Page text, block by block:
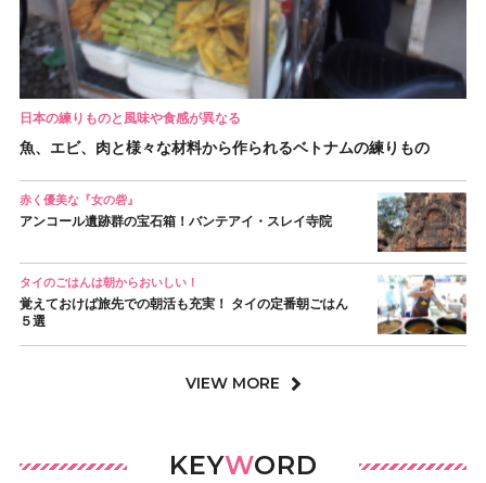
日本の練りものと風味や食感が異なる
魚、エビ、肉と様々な材料から作られるベトナムの練りもの
赤く優美な『女の砦』
アンコール遺跡群の宝石箱！バンテアイ・スレイ寺院
タイのごはんは朝からおいしい！
覚えておけば旅先での朝活も充実！ タイの定番朝ごはん
５選
VIEW MORE
KEYWORD